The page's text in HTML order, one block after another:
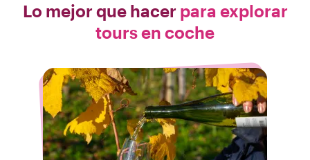
Lo mejor que hacer para explorar
tours en coche